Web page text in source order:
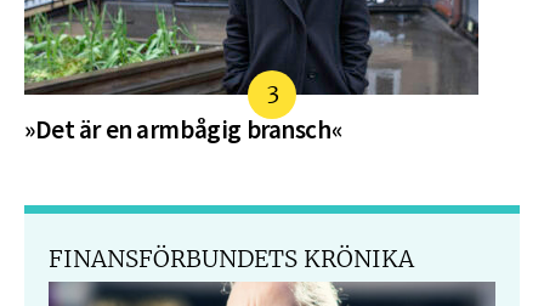
»Det är en armbågig bransch«
FINANSFÖRBUNDETS KRÖNIKA